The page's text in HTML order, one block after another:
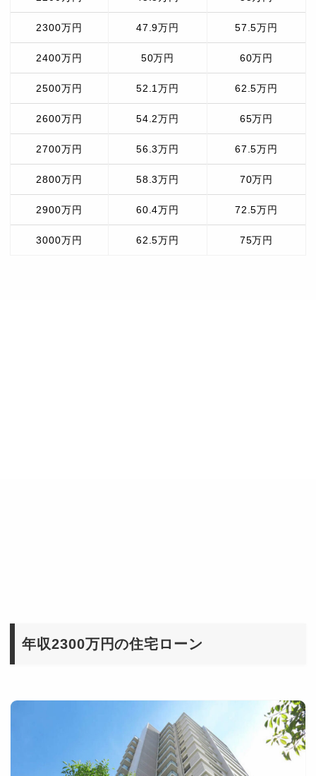
2300万円 47.9万円 57.5万円
2400万円 50万円 60万円
2500万円 52.1万円 62.5万円
2600万円 54.2万円 65万円
2700万円 56.3万円 67.5万円
2800万円 58.3万円 70万円
2900万円 60.4万円 72.5万円
3000万円 62.5万円 75万円
年収2300万円の住宅ローン